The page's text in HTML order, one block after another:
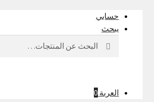
حسابي
يبحث
العربة 0